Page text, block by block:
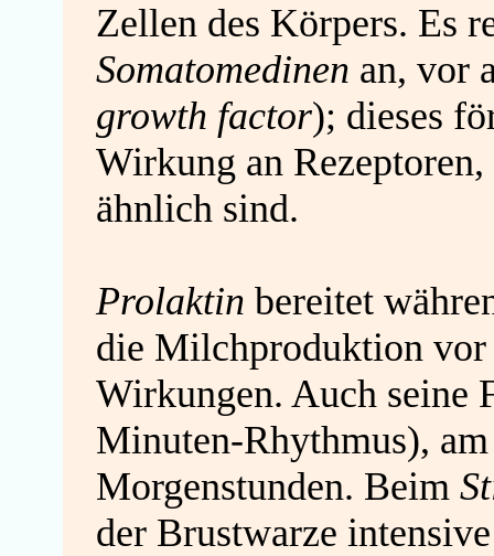
Zellen des Körpers. Es
Somatomedinen an, vor
growth factor); dieses
Wirkung an Rezeptoren,
ähnlich sind.
Prolaktin bereitet
die Milchproduktion vor
Wirkungen. Auch seine
Minuten-Rhythmus),
Morgenstunden. Beim
der Brustwarze